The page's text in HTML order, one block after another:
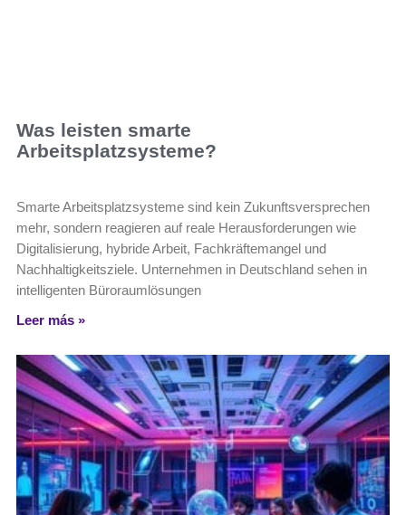
Was leisten smarte
Arbeitsplatzsysteme?
Smarte Arbeitsplatzsysteme sind kein Zukunftsversprechen
mehr, sondern reagieren auf reale Herausforderungen wie
Digitalisierung, hybride Arbeit, Fachkräftemangel und
Nachhaltigkeitsziele. Unternehmen in Deutschland sehen in
intelligenten Büroraumlösungen
Leer más »